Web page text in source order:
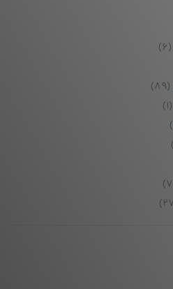
(۶)
(۸۹)
(۱)